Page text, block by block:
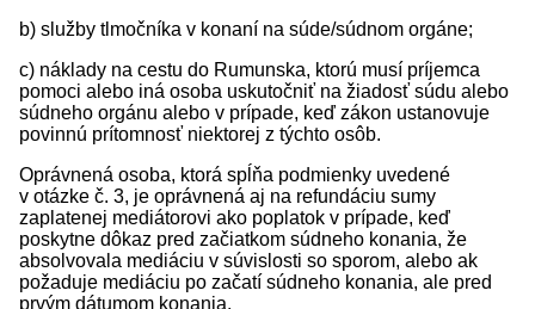
b) služby tlmočníka v konaní na súde/súdnom orgáne;
c) náklady na cestu do Rumunska, ktorú musí príjemca
pomoci alebo iná osoba uskutočniť na žiadosť súdu alebo
súdneho orgánu alebo v prípade, keď zákon ustanovuje
povinnú prítomnosť niektorej z týchto osôb.
Oprávnená osoba, ktorá spĺňa podmienky uvedené
v otázke č. 3, je oprávnená aj na refundáciu sumy
zaplatenej mediátorovi ako poplatok v prípade, keď
poskytne dôkaz pred začiatkom súdneho konania, že
absolvovala mediáciu v súvislosti so sporom, alebo ak
požaduje mediáciu po začatí súdneho konania, ale pred
prvým dátumom konania.